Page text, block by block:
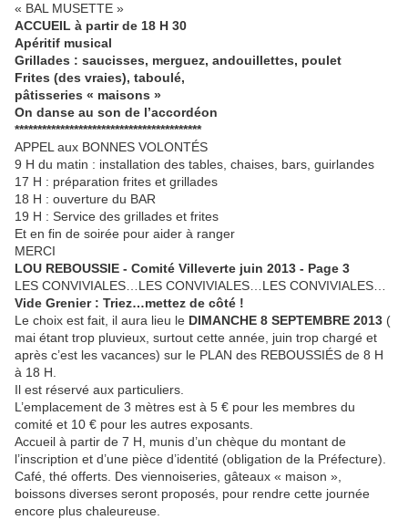
« BAL MUSETTE »
ACCUEIL à partir de 18 H 30
Apéritif musical
Grillades : saucisses, merguez, andouillettes, poulet
Frites (des vraies), taboulé,
pâtisseries « maisons »
On danse au son de l’accordéon
*****************************************
APPEL aux BONNES VOLONTÉS
9 H du matin : installation des tables, chaises, bars, guirlandes
17 H : préparation frites et grillades
18 H : ouverture du BAR
19 H : Service des grillades et frites
Et en fin de soirée pour aider à ranger
MERCI
LOU REBOUSSIE - Comité Villeverte juin 2013 - Page 3
LES CONVIVIALES…LES CONVIVIALES…LES CONVIVIALES…
Vide Grenier : Triez…mettez de côté !
Le choix est fait, il aura lieu le DIMANCHE 8 SEPTEMBRE 2013 (
mai étant trop pluvieux, surtout cette année, juin trop chargé et
après c’est les vacances) sur le PLAN des REBOUSSIÉS de 8 H
à 18 H.
Il est réservé aux particuliers.
L’emplacement de 3 mètres est à 5 € pour les membres du
comité et 10 € pour les autres exposants.
Accueil à partir de 7 H, munis d’un chèque du montant de
l’inscription et d’une pièce d’identité (obligation de la Préfecture).
Café, thé offerts. Des viennoiseries, gâteaux « maison »,
boissons diverses seront proposés, pour rendre cette journée
encore plus chaleureuse.